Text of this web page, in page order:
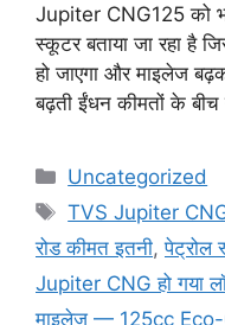
Jupiter CNG125 को
स्कूटर बताया जा रहा है
हो जाएगा और माइलेज
बढ़ती ईंधन कीमतों के
Categories
Uncategorized
Tags
TVS Jupiter
रोड कीमत इतनी,पेट्रोल
Jupiter CNG हो गया
माइलेज — 125cc